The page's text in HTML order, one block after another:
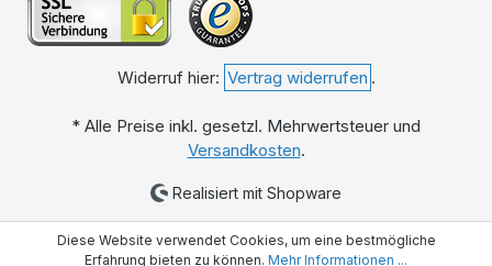
Widerruf hier: Vertrag widerrufen .
* Alle Preise inkl. gesetzl. Mehrwertsteuer und
Versandkosten.
Realisiert mit Shopware
Diese Website verwendet Cookies, um eine bestmögliche
Erfahrung bieten zu können. Mehr Informationen ...